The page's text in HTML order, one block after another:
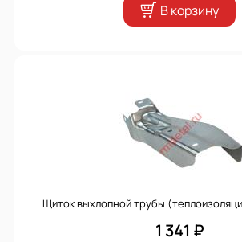
В корзину
Щиток выхлопной трубы
1 341 ₽